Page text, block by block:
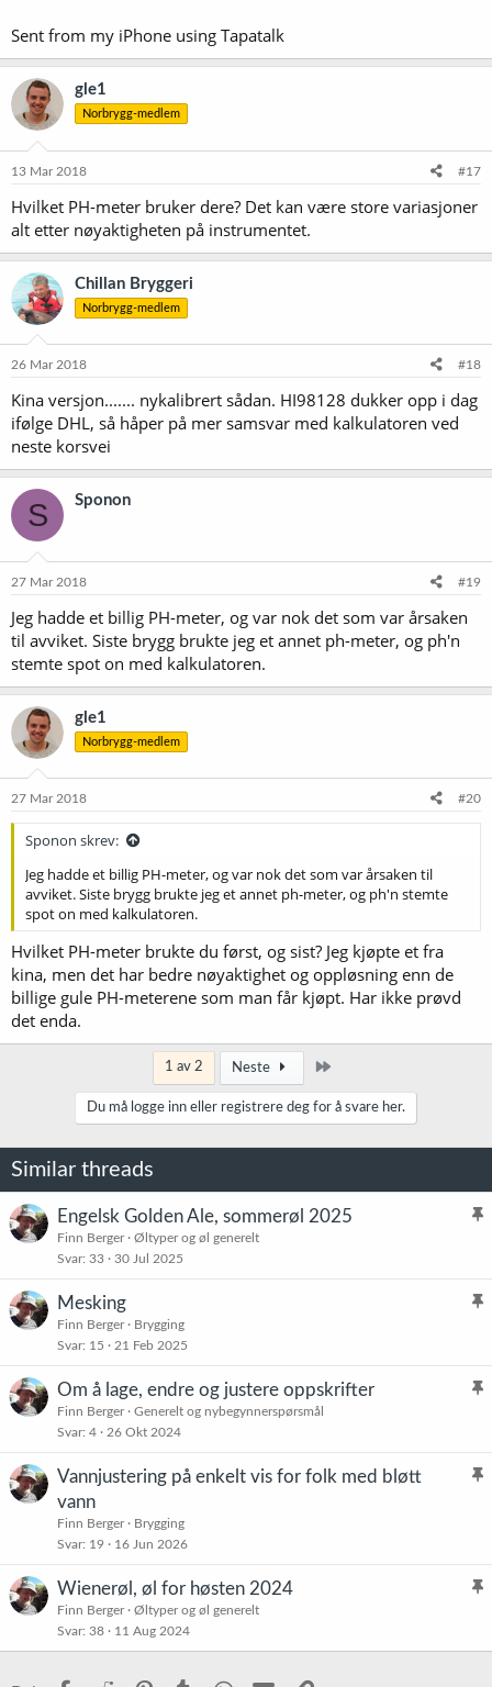
Sent from my iPhone using Tapatalk
gle1
Norbrygg-medlem
13 Mar 2018 #17
Hvilket PH-meter bruker dere? Det kan være store variasjoner
alt etter nøyaktigheten på instrumentet.
Chillan Bryggeri
Norbrygg-medlem
26 Mar 2018 #18
Kina versjon....... nykalibrert sådan. HI98128 dukker opp i dag
ifølge DHL, så håper på mer samsvar med kalkulatoren ved
neste korsvei
S Sponon
27 Mar 2018 #19
Jeg hadde et billig PH-meter, og var nok det som var årsaken
til avviket. Siste brygg brukte jeg et annet ph-meter, og ph'n
stemte spot on med kalkulatoren.
gle1
Norbrygg-medlem
27 Mar 2018 #20
Sponon skrev:
Jeg hadde et billig PH-meter, og var nok det som var årsaken til
avviket. Siste brygg brukte jeg et annet ph-meter, og ph'n stemte
spot on med kalkulatoren.
Hvilket PH-meter brukte du først, og sist? Jeg kjøpte et fra
kina, men det har bedre nøyaktighet og oppløsning enn de
billige gule PH-meterene som man får kjøpt. Har ikke prøvd
det enda.
1 av 2 Neste
Du må logge inn eller registrere deg for å svare her.
Similar threads
K
t
Engelsk Golden Ale, sommerøl 2025
Finn Berger
Øltyper og øl generelt
Svar 33 30 Jul 2025
K
t
Mesking
Finn Berger
Brygging
Svar 15 21 Feb 2025
K
t
Om å lage, endre og justere oppskrifter
Finn Berger
Generelt og nybegynnerspørsmål
Svar 4 26 Okt 2024
K
r
Vannjustering på enkelt vis for folk med bløtt
vann
Finn Berger
Brygging
Svar 19 16 Jun 2026
K
s
Wienerøl, øl for høsten 2024
Finn Berger
Øltyper og øl generelt
Svar 38 11 Aug 2024